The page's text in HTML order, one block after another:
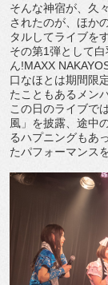
そんな神宿が、久
されたのが、ほか
タルしてライブを
その第1弾として
ん!MAXX
口なほとは期間限
たこともあるメン
この日のライブで
風」を披露、途中
るハプニングもあ
たパフォーマンス